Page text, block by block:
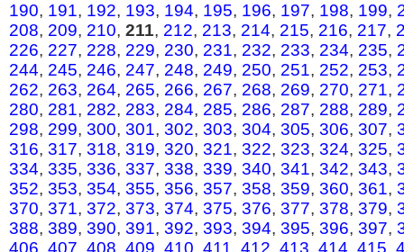
190, 191, 192, 193, 194, 195, 196, 197, 198, 199,
208, 209, 210, 211, 212, 213, 214, 215, 216, 217,
226, 227, 228, 229, 230, 231, 232, 233, 234, 235,
244, 245, 246, 247, 248, 249, 250, 251, 252, 253,
262, 263, 264, 265, 266, 267, 268, 269, 270, 271,
280, 281, 282, 283, 284, 285, 286, 287, 288, 289,
298, 299, 300, 301, 302, 303, 304, 305, 306, 307,
316, 317, 318, 319, 320, 321, 322, 323, 324, 325,
334, 335, 336, 337, 338, 339, 340, 341, 342, 343,
352, 353, 354, 355, 356, 357, 358, 359, 360, 361,
370, 371, 372, 373, 374, 375, 376, 377, 378, 379,
388, 389, 390, 391, 392, 393, 394, 395, 396, 397,
406, 407, 408, 409, 410, 411, 412, 413, 414, 415,